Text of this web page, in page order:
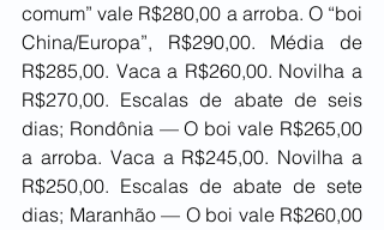
comum” vale R$280,00 a arroba. O “boi
China/Europa”, R$290,00. Média de
R$285,00. Vaca a R$260,00. Novilha a
R$270,00. Escalas de abate de seis
dias; Rondônia — O boi vale R$265,00
a arroba. Vaca a R$245,00. Novilha a
R$250,00. Escalas de abate de sete
dias; Maranhão — O boi vale R$260,00